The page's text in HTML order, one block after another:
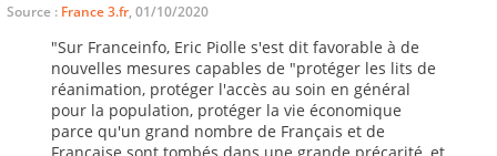
Source : France 3.fr, 01/10/2020
"Sur Franceinfo, Eric Piolle s'est dit favorable à de
nouvelles mesures capables de "protéger les lits de
réanimation, protéger l'accès au soin en général
pour la population, protéger la vie économique
parce qu'un grand nombre de Français et de